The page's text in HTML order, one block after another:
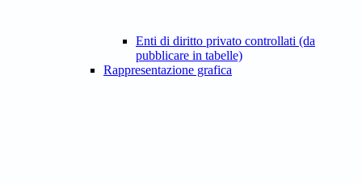
Enti di diritto privato controllati (da
pubblicare in tabelle)
Rappresentazione grafica